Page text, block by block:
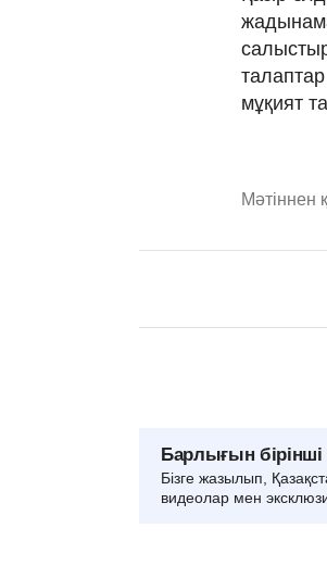
мұқият
Мәтіннен
Барлығын
Бізге жазылып,
видеолар мен